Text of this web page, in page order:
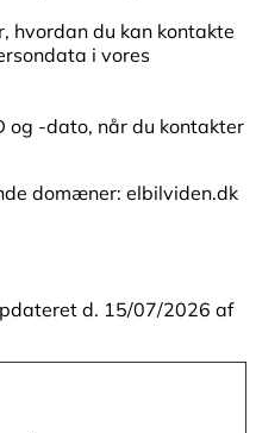
hvordan du kan kontakte
i vores
og -dato, når du kontakter
domæner: elbilviden.dk
d. 15/07/2026 af